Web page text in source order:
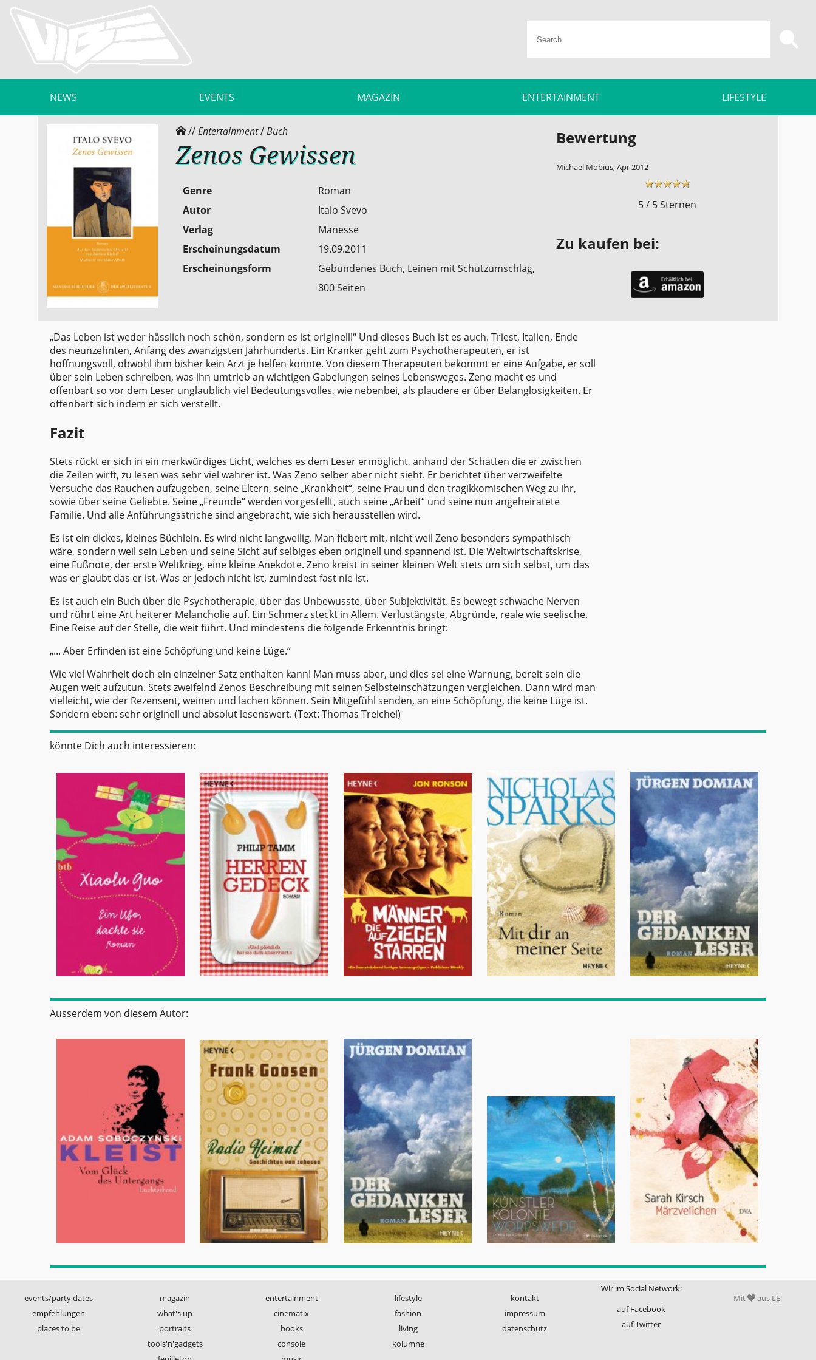
NEWS EVENTS MAGAZIN ENTERTAINMENT LIFESTYLE
//Entertainment/Buch
Zenos Gewissen
Genre
Roman
Autor
Italo Svevo
Verlag
Manesse
Erscheinungs­datum
19.09.2011
Erscheinungs­form
Gebundenes Buch, Leinen mit Schutzumschlag,
800 Seiten
Bewertung
Michael Möbius, Apr 2012
5 / 5 Sternen
Zu kaufen bei:
„Das Leben ist weder hässlich noch schön, sondern es ist originell!“ Und dieses Buch ist es auch. Triest, Italien, Ende
des neunzehnten, Anfang des zwanzigsten Jahrhunderts. Ein Kranker geht zum Psychotherapeuten, er ist
hoffnungsvoll, obwohl ihm bisher kein Arzt je helfen konnte. Von diesem Therapeuten bekommt er eine Aufgabe, er soll
über sein Leben schreiben, was ihn umtrieb an wichtigen Gabelungen seines Lebensweges. Zeno macht es und
offenbart so vor dem Leser unglaublich viel Bedeutungsvolles, wie nebenbei, als plaudere er über Belanglosigkeiten. Er
offenbart sich indem er sich verstellt.
Fazit
Stets rückt er sich in ein merkwürdiges Licht, welches es dem Leser ermöglicht, anhand der Schatten die er zwischen
die Zeilen wirft, zu lesen was sehr viel wahrer ist. Was Zeno selber aber nicht sieht. Er berichtet über verzweifelte
Versuche das Rauchen aufzugeben, seine Eltern, seine „Krankheit“, seine Frau und den tragikkomischen Weg zu ihr,
sowie über seine Geliebte. Seine „Freunde“ werden vorgestellt, auch seine „Arbeit“ und seine nun angeheiratete
Familie. Und alle Anführungsstriche sind angebracht, wie sich herausstellen wird.
Es ist ein dickes, kleines Büchlein. Es wird nicht langweilig. Man fiebert mit, nicht weil Zeno besonders sympathisch
wäre, sondern weil sein Leben und seine Sicht auf selbiges eben originell und spannend ist. Die Weltwirtschaftskrise,
eine Fußnote, der erste Weltkrieg, eine kleine Anekdote. Zeno kreist in seiner kleinen Welt stets um sich selbst, um das
was er glaubt das er ist. Was er jedoch nicht ist, zumindest fast nie ist.
Es ist auch ein Buch über die Psychotherapie, über das Unbewusste, über Subjektivität. Es bewegt schwache Nerven
und rührt eine Art heiterer Melancholie auf. Ein Schmerz steckt in Allem. Verlustängste, Abgründe, reale wie seelische.
Eine Reise auf der Stelle, die weit führt. Und mindestens die folgende Erkenntnis bringt:
„... Aber Erfinden ist eine Schöpfung und keine Lüge.“
Wie viel Wahrheit doch ein einzelner Satz enthalten kann! Man muss aber, und dies sei eine Warnung, bereit sein die
Augen weit aufzutun. Stets zweifelnd Zenos Beschreibung mit seinen Selbsteinschätzungen vergleichen. Dann wird man
vielleicht, wie der Rezensent, weinen und lachen können. Sein Mitgefühl senden, an eine Schöpfung, die keine Lüge ist.
Sondern eben: sehr originell und absolut lesenswert. (Text: Thomas Treichel)
könnte Dich auch interessieren:
Ausserdem von diesem Autor:
events/party dates
empfehlungen
places to be
magazin
what's up
portraits
tools'n'gadgets
entertainment
cinematix
books
console
lifestyle
fashion
living
kolumne
kontakt
impressum
datenschutz
Wir im Social Network:
auf Facebook
auf Twitter
Mit aus LE!